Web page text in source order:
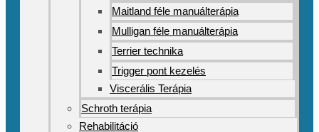
Maitland féle manuálterápia
Mulligan féle manuálterápia
Terrier technika
Trigger pont kezelés
Viscerális Terápia
Schroth terápia
Rehabilitáció